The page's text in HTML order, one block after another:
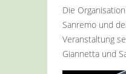
Die
Sanremo und
Veranstaltung
Giannetta und